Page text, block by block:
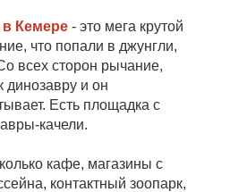
в Кемере - это мега крутой
что попали в джунгли,
всех сторон рычание,
динозавру и он
Есть площадка с
качели.
кафе, магазины с
контактный зоопарк,